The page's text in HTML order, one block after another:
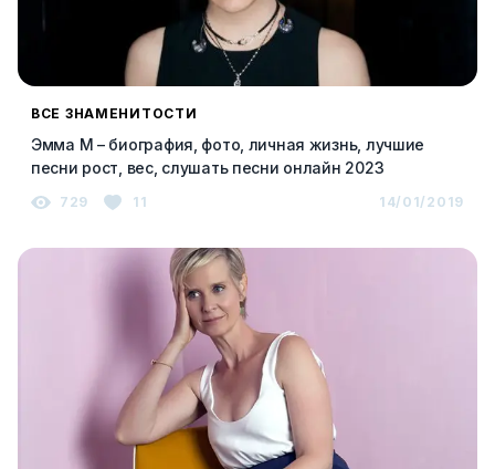
ВСЕ ЗНАМЕНИТОСТИ
Эмма М – биография, фото, личная жизнь, лучшие
песни рост, вес, слушать песни онлайн 2023
729 11 14/01/2019